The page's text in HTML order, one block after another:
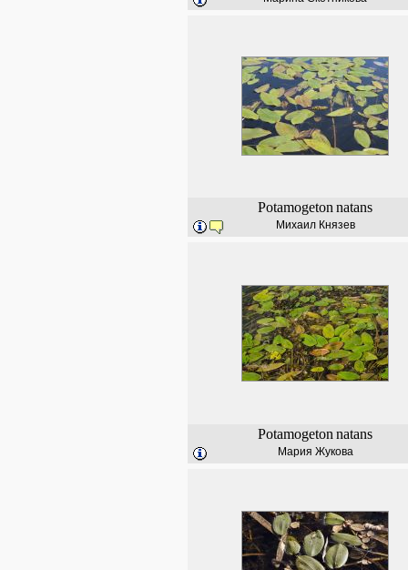
Potamogeton natans
Михаил Князев
Potamogeton natans
Мария Жукова